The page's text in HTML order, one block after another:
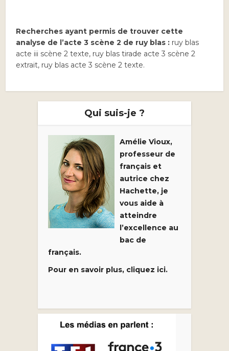
Recherches ayant permis de trouver cette
analyse de l’acte 3 scène 2 de ruy blas : ruy blas
acte iii scène 2 texte, ruy blas tirade acte 3 scène 2
extrait, ruy blas acte 3 scène 2 texte.
Qui suis-je ?
Amélie Vioux,
professeur de
français et
autrice chez
Hachette, je
vous aide à
atteindre
l’excellence au
bac de
français.
Pour en savoir plus, cliquez ici.